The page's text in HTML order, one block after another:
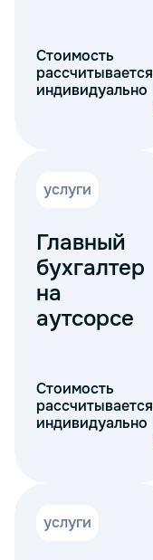
Стоимость
рассчитывается
индивидуально
услуги
Главный
бухгалтер
на
аутсорсе
Стоимость
рассчитывается
индивидуально
услуги